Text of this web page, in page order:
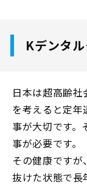
Kデンタ
日本は超高齢
を考えると定
事が大切です。
事が必要です。
その健康ですが
抜けた状態で